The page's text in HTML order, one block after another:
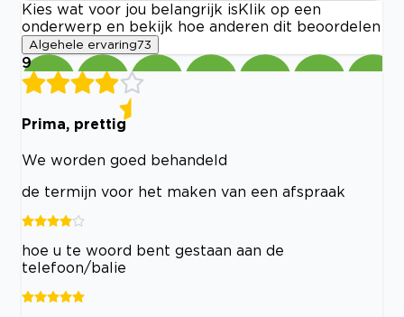
Kies wat voor jou belangrijk is Klik op een
onderwerp en bekijk hoe anderen dit beoordelen
Algehele ervaring73
9
Prima, prettig
We worden goed behandeld
de termijn voor het maken van een afspraak
hoe u te woord bent gestaan aan de
telefoon/balie